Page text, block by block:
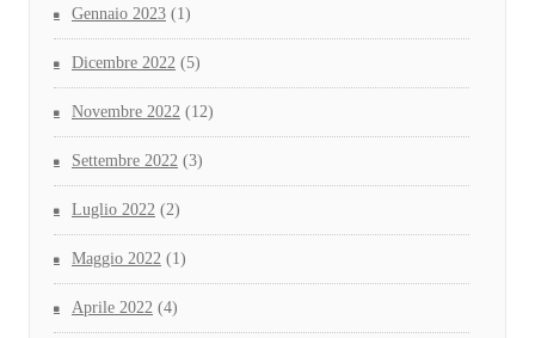
Gennaio 2023 (1)
Dicembre 2022 (5)
Novembre 2022 (12)
Settembre 2022 (3)
Luglio 2022 (2)
Maggio 2022 (1)
Aprile 2022 (4)